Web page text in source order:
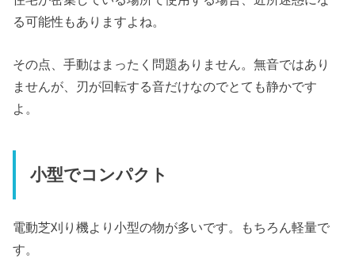
る可能性もありますよね。
その点、手動はまったく問題ありません。無音ではあり
ませんが、刃が回転する音だけなのでとても静かです
よ。
小型でコンパクト
電動芝刈り機より小型の物が多いです。もちろん軽量で
す。